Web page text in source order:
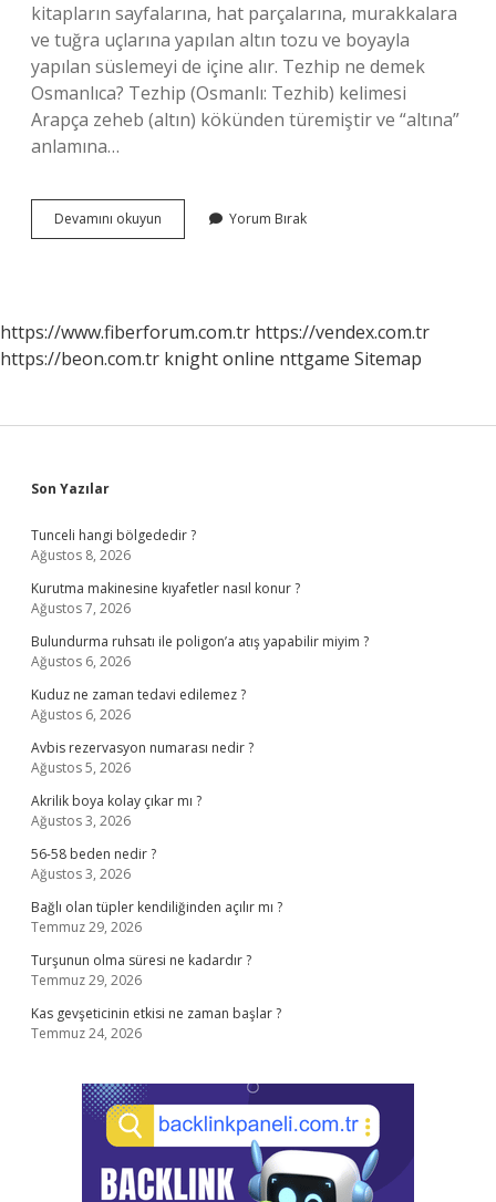
kitapların sayfalarına, hat parçalarına, murakkalara
ve tuğra uçlarına yapılan altın tozu ve boyayla
yapılan süslemeyi de içine alır. Tezhip ne demek
Osmanlıca? Tezhip (Osmanlı: Tezhib) kelimesi
Arapça zeheb (altın) kökünden türemiştir ve “altına”
anlamına…
Devamını okuyun
Ne
Yorum Bırak
https://www.fiberforum.com.tr https://vendex.com.tr
https://beon.com.tr knight online nttgame Sitemap
Sidebar
Son Yazılar
Tunceli hangi bölgededir ?
Ağustos 8, 2026
Kurutma makinesine kıyafetler nasıl konur ?
Ağustos 7, 2026
Bulundurma ruhsatı ile poligon’a atış yapabilir miyim ?
Ağustos 6, 2026
Kuduz ne zaman tedavi edilemez ?
Ağustos 6, 2026
Avbis rezervasyon numarası nedir ?
Ağustos 5, 2026
Akrilik boya kolay çıkar mı ?
Ağustos 3, 2026
56-58 beden nedir ?
Ağustos 3, 2026
Bağlı olan tüpler kendiliğinden açılır mı ?
Temmuz 29, 2026
Turşunun olma süresi ne kadardır ?
Temmuz 29, 2026
Kas gevşeticinin etkisi ne zaman başlar ?
Temmuz 24, 2026